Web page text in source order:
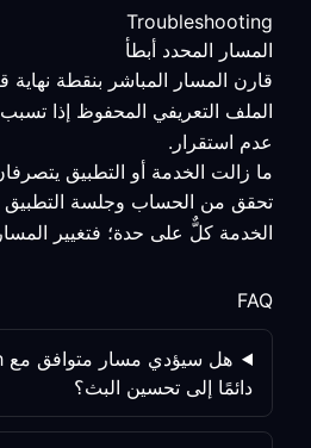
Troubleshooting
المسار المحدد أبطأ
قارن المسار المباشر بنقطة نهاية
الملف التعريفي المحفوظ إذا
عدم استقرار.
ما زالت الخدمة أو التطبيق
الخدمة كلٌّ على حدة؛ فتغيير
FAQ
دائمًا إلى تحسين البث؟